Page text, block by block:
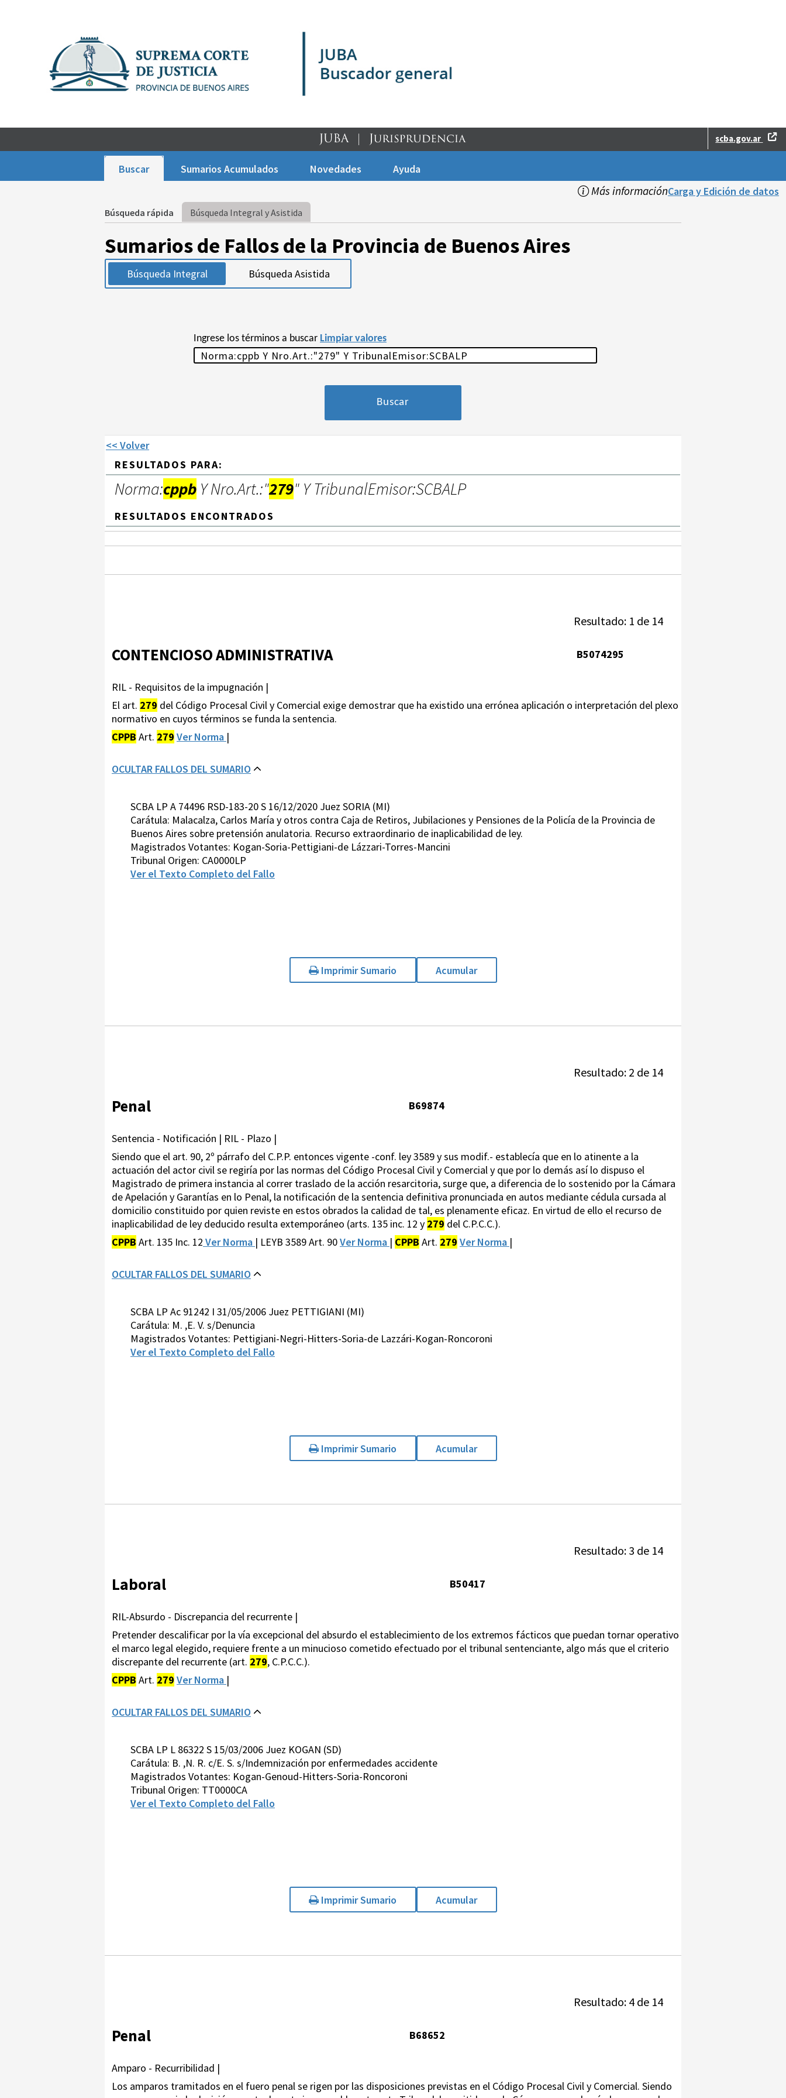
scba.gov.ar
Buscar Sumarios Acumulados Novedades Ayuda
Más informaciónCarga y Edición de datos
Búsqueda rápida Búsqueda Integral y Asistida
Sumarios de Fallos de la Provincia de Buenos Aires
Búsqueda Integral Búsqueda Asistida
Ingrese los términos a buscar Limpiar valores
<< Volver
RESULTADOS PARA:
Norma:cppb Y Nro.Art.:"279" Y TribunalEmisor:SCBALP
RESULTADOS ENCONTRADOS
Resultado: 1 de 14
CONTENCIOSO ADMINISTRATIVA B5074295
RIL - Requisitos de la impugnación |
El art. 279 del Código Procesal Civil y Comercial exige demostrar que ha existido una errónea aplicación o interpretación del plexo
normativo en cuyos términos se funda la sentencia.
CPPB Art. 279 Ver Norma |
OCULTAR FALLOS DEL SUMARIO
SCBA LP A 74496 RSD-183-20 S 16/12/2020 Juez SORIA (MI)
Carátula: Malacalza, Carlos María y otros contra Caja de Retiros, Jubilaciones y Pensiones de la Policía de la Provincia de
Buenos Aires sobre pretensión anulatoria. Recurso extraordinario de inaplicabilidad de ley.
Magistrados Votantes: Kogan-Soria-Pettigiani-de Lázzari-Torres-Mancini
Tribunal Origen: CA0000LP
Ver el Texto Completo del Fallo
Imprimir Sumario Acumular
Resultado: 2 de 14
Penal B69874
Sentencia - Notificación | RIL - Plazo |
Siendo que el art. 90, 2º párrafo del C.P.P. entonces vigente -conf. ley 3589 y sus modif.- establecía que en lo atinente a la
actuación del actor civil se regiría por las normas del Código Procesal Civil y Comercial y que por lo demás así lo dispuso el
Magistrado de primera instancia al correr traslado de la acción resarcitoria, surge que, a diferencia de lo sostenido por la Cámara
de Apelación y Garantías en lo Penal, la notificación de la sentencia definitiva pronunciada en autos mediante cédula cursada al
domicilio constituido por quien reviste en estos obrados la calidad de tal, es plenamente eficaz. En virtud de ello el recurso de
inaplicabilidad de ley deducido resulta extemporáneo (arts. 135 inc. 12 y 279 del C.P.C.C.).
CPPB Art. 135 Inc. 12 Ver Norma | LEYB 3589 Art. 90Ver Norma | CPPB Art. 279 Ver Norma |
OCULTAR FALLOS DEL SUMARIO
SCBA LP Ac 91242 I 31/05/2006 Juez PETTIGIANI (MI)
Carátula: M. ,E. V. s/Denuncia
Magistrados Votantes: Pettigiani-Negri-Hitters-Soria-de Lazzári-Kogan-Roncoroni
Ver el Texto Completo del Fallo
Imprimir Sumario Acumular
Resultado: 3 de 14
Laboral B50417
RIL-Absurdo - Discrepancia del recurrente |
Pretender descalificar por la vía excepcional del absurdo el establecimiento de los extremos fácticos que puedan tornar operativo
el marco legal elegido, requiere frente a un minucioso cometido efectuado por el tribunal sentenciante, algo más que el criterio
discrepante del recurrente (art. 279, C.P.C.C.).
CPPB Art. 279 Ver Norma |
OCULTAR FALLOS DEL SUMARIO
SCBA LP L 86322 S 15/03/2006 Juez KOGAN (SD)
Carátula: B. ,N. R. c/E. S. s/Indemnización por enfermedades accidente
Magistrados Votantes: Kogan-Genoud-Hitters-Soria-Roncoroni
Tribunal Origen: TT0000CA
Ver el Texto Completo del Fallo
Imprimir Sumario Acumular
Resultado: 4 de 14
Penal B68652
Amparo - Recurribilidad |
Los amparos tramitados en el fuero penal se rigen por las disposiciones previstas en el Código Procesal Civil y Comercial. Siendo